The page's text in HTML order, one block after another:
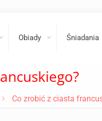
Obiady Śniadania
Co zrobić z ciasta